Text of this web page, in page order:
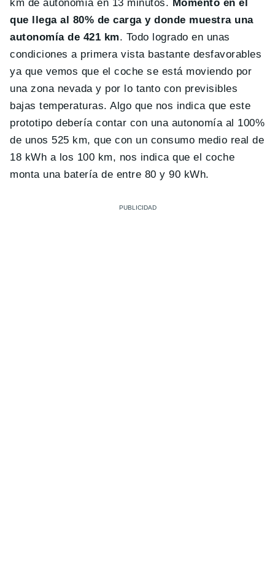
km de autonomía en 13 minutos. Momento en el
que llega al 80% de carga y donde muestra una
autonomía de 421 km. Todo logrado en unas
condiciones a primera vista bastante desfavorables
ya que vemos que el coche se está moviendo por
una zona nevada y por lo tanto con previsibles
bajas temperaturas. Algo que nos indica que este
prototipo debería contar con una autonomía al 100%
de unos 525 km, que con un consumo medio real de
18 kWh a los 100 km, nos indica que el coche
monta una batería de entre 80 y 90 kWh.